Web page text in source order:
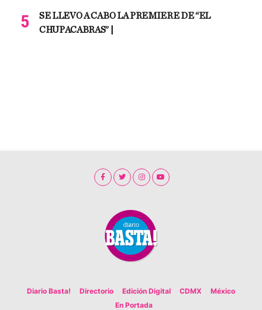
SE LLEVO A CABO LA PREMIERE DE “EL
CHUPACABRAS” |
Diario Basta! Directorio Edición Digital CDMX
México
En Portada